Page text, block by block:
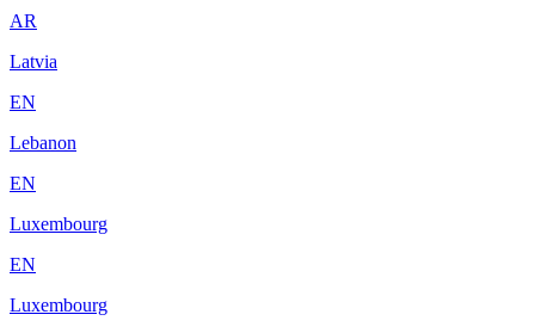
AR
Latvia
EN
Lebanon
EN
Luxembourg
EN
Luxembourg